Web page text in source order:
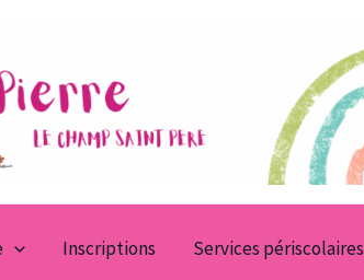
Inscriptions Services périscolaires